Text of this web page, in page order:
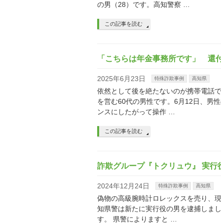
の男（28）です。高知警察 …
この記事を読む
「こちらは年金事務所です」 還
2025年6月23日 特殊詐欺事例 高知県
依然として後を絶たないのが携帯電話
を営む60代の男性です。6月12日、男
ンスにしたがって操作 …
この記事を読む
詐欺グループ『トクリュウ』 実行
2024年12月24日 特殊詐欺事例 高知県
偽物の高級腕時計ロレックスを売り、
知県警は新たに実行役の男を逮捕しま
す。 県警によりますと …